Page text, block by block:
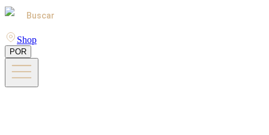
Buscar
Shop
POR